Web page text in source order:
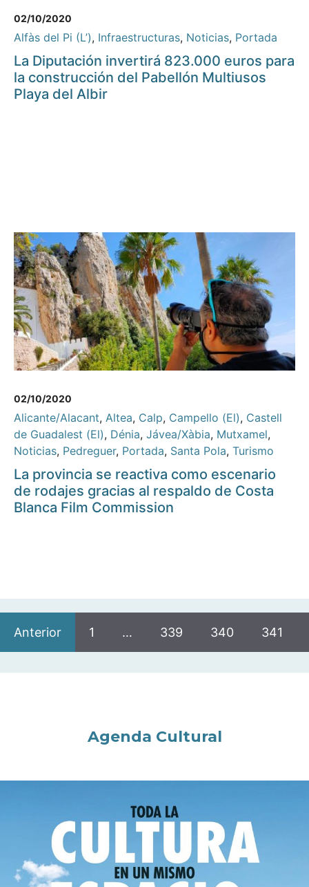
02/10/2020
Alfàs del Pi (L’), Infraestructuras, Noticias, Portada
La Diputación invertirá 823.000 euros para
la construcción del Pabellón Multiusos
Playa del Albir
02/10/2020
Alicante/Alacant, Altea, Calp, Campello (El), Castell
de Guadalest (El), Dénia, Jávea/Xàbia, Mutxamel,
Noticias, Pedreguer, Portada, Santa Pola, Turismo
La provincia se reactiva como escenario
de rodajes gracias al respaldo de Costa
Blanca Film Commission
Anterior 1 … 339 340 341
Agenda Cultural